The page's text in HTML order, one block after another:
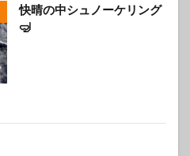
快晴の中シュノーケリング
🤿